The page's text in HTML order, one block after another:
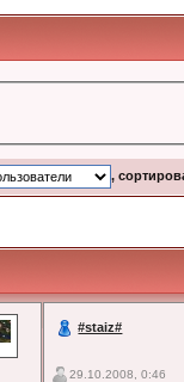
,
#staiz#
29.10.2008, 0:46